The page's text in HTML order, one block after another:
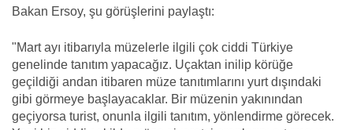
Bakan Ersoy, şu görüşlerini paylaştı:
"Mart ayı itibarıyla müzelerle ilgili çok ciddi Türkiye
genelinde tanıtım yapacağız. Uçaktan inilip körüğe
geçildiği andan itibaren müze tanıtımlarını yurt dışındaki
gibi görmeye başlayacaklar. Bir müzenin yakınından
geçiyorsa turist, onunla ilgili tanıtım, yönlendirme görecek.